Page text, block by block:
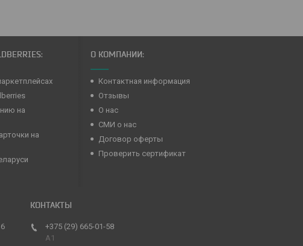
на
на
О КОМПАНИИ:
Контактная информация
Отзывы
О нас
СМИ о нас
Договор оферты
Проверить сертификат
+375 (29) 665-01-58
A1